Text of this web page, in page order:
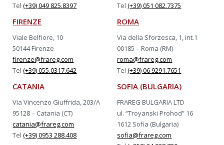
Tel(+39) 049 825.8397
Tel(+39) 051 082.7375
FIRENZE
Viale Belfiore, 10
50144 Firenze
firenze@frareg.com
Tel(+39) 055.0317.642
ROMA
Via della Sforzesca, 1, int.1
00185 – Roma (RM)
roma@frareg.com
Tel(+39) 06 9291.7651
CATANIA
Via Vincenzo Giuffrida, 203/A
95128 – Catania (CT)
catania@frareg.com
Tel(+39) 0953 288.408
SOFIA (BULGARIA)
FRAREG BULGARIA LTD
ul. “Troyanski Prohod” 16
1612 Sofia (Bulgaria)
sofia@frareg.com